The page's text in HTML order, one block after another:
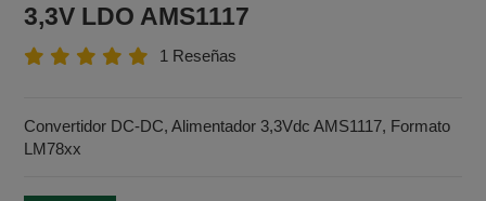
3,3V LDO AMS1117
1 Reseñas
Convertidor DC-DC, Alimentador 3,3Vdc AMS1117, Formato
LM78xx